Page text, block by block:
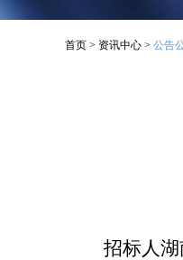
首页 > 资讯中心 > 公告
招标人